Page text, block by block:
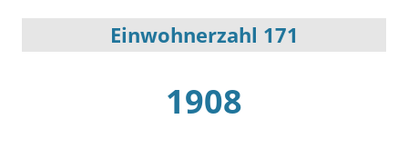
Einwohnerzahl 171
1908